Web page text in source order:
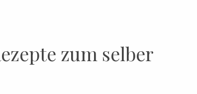
zum selber